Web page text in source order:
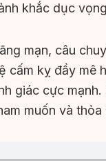
khắc dục
mạn, câu
cấm kỵ đầy mê
giác cực
muốn và